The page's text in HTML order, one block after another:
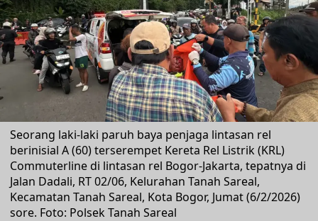
Seorang laki-laki paruh baya penjaga lintasan rel
berinisial A (60) terserempet Kereta Rel Listrik (KRL)
Commuterline di lintasan rel Bogor-Jakarta, tepatnya di
Jalan Dadali, RT 02/06, Kelurahan Tanah Sareal,
Kecamatan Tanah Sareal, Kota Bogor, Jumat (6/2/2026)
sore. Foto: Polsek Tanah Sareal